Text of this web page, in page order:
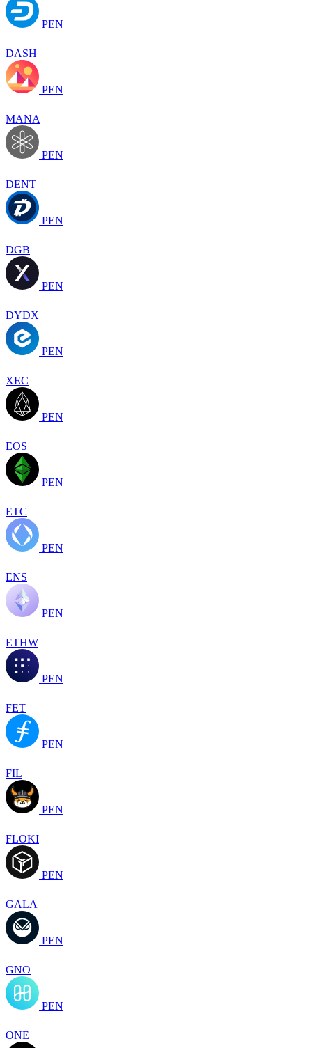
PEN
DASH
PEN
MANA
PEN
DENT
PEN
DGB
PEN
DYDX
PEN
XEC
PEN
EOS
PEN
ETC
PEN
ENS
PEN
ETHW
PEN
FET
PEN
FIL
PEN
FLOKI
PEN
GALA
PEN
GNO
PEN
ONE